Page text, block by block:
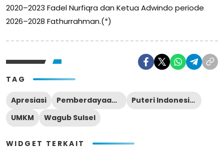
2020–2023 Fadel Nurfiqra dan Ketua Adwindo periode
2026–2028 Fathurrahman.(*)
TAG
Apresiasi Pemberdayaan Perempuan
Puteri Indonesia Sulsel
UMKM
Wagub Sulsel
WIDGET TERKAIT